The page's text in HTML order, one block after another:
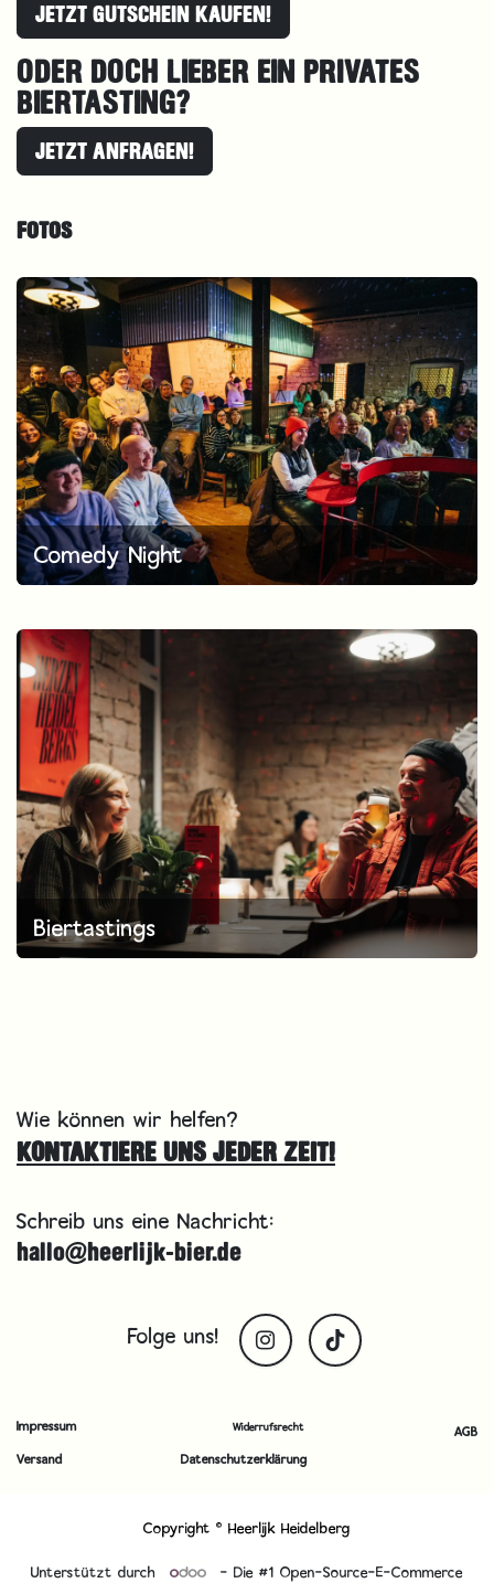
JETZT GUTSCHEIN KAUFEN!
ODER DOCH LIEBER EIN PRIVATES
BIERTASTING?
JETZT ANFRAGEN!
FOTOS
Comedy Night
Biertastings
Wie können wir helfen?
KONTAKTIERE UNS JEDER ZEIT!
Schreib uns eine Nachricht:
hallo@heerlijk-bier.de
Folge uns!
Impressum
Versand
Widerrufsrecht
Datenschutzerklärung
AGB
Copyright © Heerlijk Heidelberg
Unterstützt durch - Die #1 Open-Source-E-Commerce